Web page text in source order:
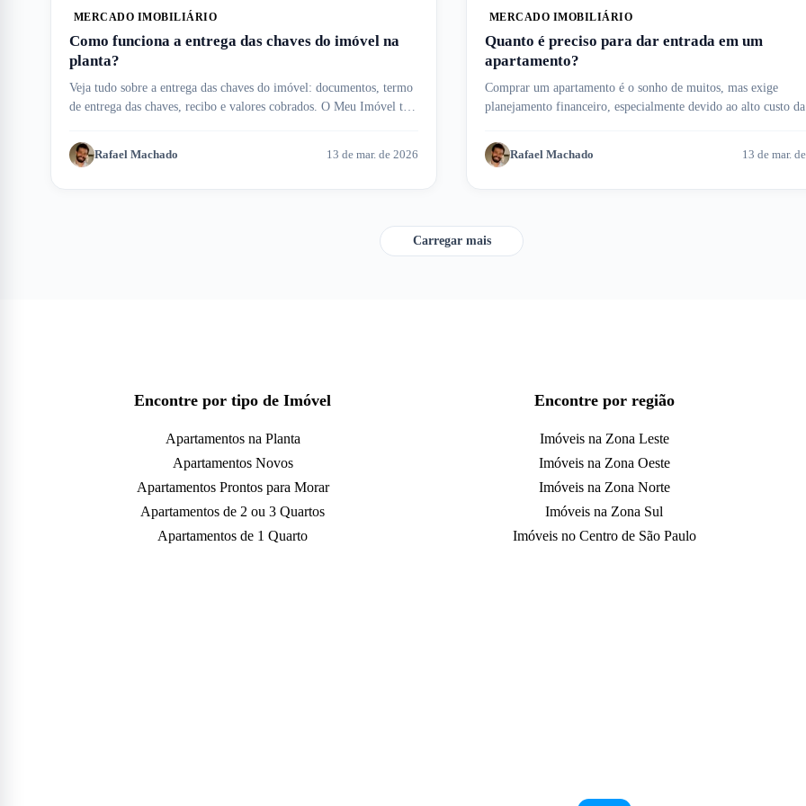
MERCADO IMOBILIÁRIO
Como funciona a entrega das chaves do imóvel na
planta?
Veja tudo sobre a entrega das chaves do imóvel: documentos, termo
de entrega das chaves, recibo e valores cobrados. O Meu Imóvel te
Rafael Machado 13 de mar. de 2026
MERCADO IMOBILIÁRIO
Quanto é preciso para dar entrada em um
apartamento?
Comprar um apartamento é o sonho de muitos, mas exige
planejamento financeiro, especialmente devido ao alto custo da
financiamento. Esse valor inicial é uma das maiores despesas do
processo de aquisição. Neste artigo, exploramos como calcular a
Rafael Machado 13 de mar.
Carregar mais
Encontre por tipo de Imóvel
Apartamentos na Planta
Apartamentos Novos
Apartamentos Prontos para Morar
Apartamentos de 2 ou 3 Quartos
Apartamentos de 1 Quarto
Encontre por região
Imóveis na Zona Leste
Imóveis na Zona Oeste
Imóveis na Zona Norte
Imóveis na Zona Sul
Imóveis no Centro de São Paulo